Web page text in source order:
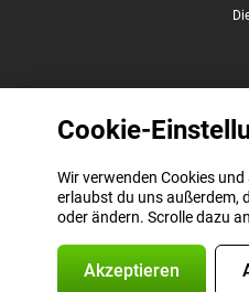
Cookie-
Wir verwenden Cookies
erlaubst du uns außerdem,
oder ändern. Scrolle dazu
Akzeptieren